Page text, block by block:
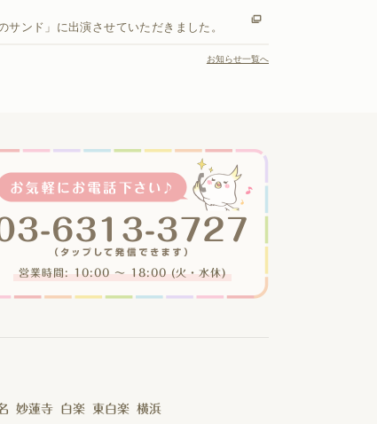
サンド」に出演させていただきました。
お知らせ一覧へ
営業時間: 10:00 〜 18:00 (火・水休)
妙蓮寺 白楽 東白楽 横浜